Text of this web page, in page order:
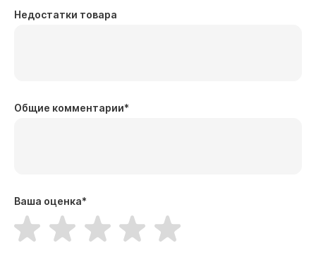
Недостатки товара
Общие комментарии*
Ваша оценка*